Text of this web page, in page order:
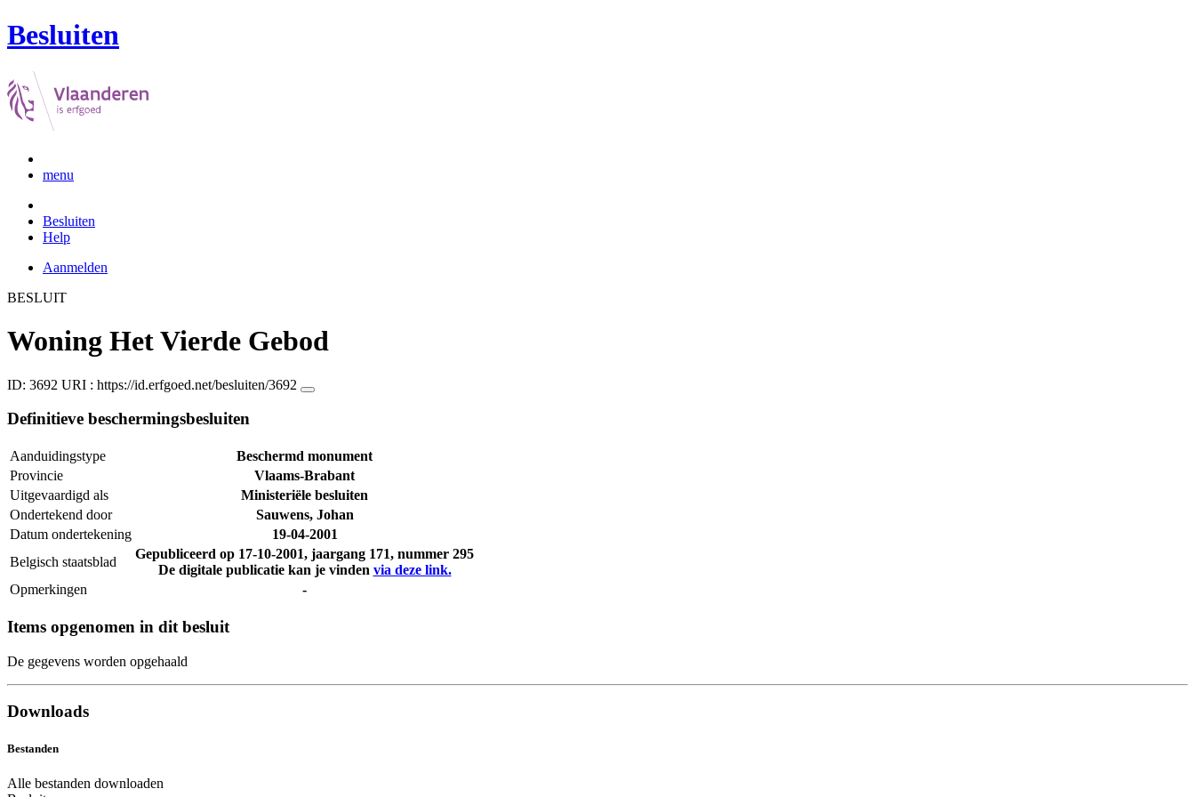
Besluiten
menu
Besluiten
Help
Aanmelden
BESLUIT
Woning Het Vierde Gebod
ID: 3692 URI : https://id.erfgoed.net/besluiten/3692
Definitieve beschermingsbesluiten
Aanduidingstype
Beschermd monument
Provincie
Vlaams-Brabant
Uitgevaardigd als
Ministeriële besluiten
Ondertekend door
Sauwens, Johan
Datum ondertekening
19-04-2001
Belgisch staatsblad
Gepubliceerd op 17-10-2001, jaargang 171, nummer 295
De digitale publicatie kan je vinden via deze link.
Opmerkingen
-
Items opgenomen in dit besluit
De gegevens worden opgehaald
Downloads
Bestanden
Alle bestanden downloaden